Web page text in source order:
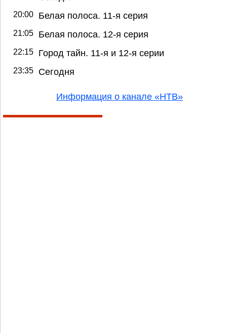
20:00 Белая полоса. 11-я серия
21:05 Белая полоса. 12-я серия
22:15 Город тайн. 11-я и 12-я серии
23:35 Сегодня
Информация о канале «НТВ»